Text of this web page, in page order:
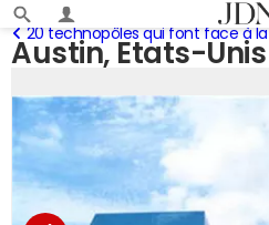
Austin, Etats-Unis
20 technopôles qui font face à la